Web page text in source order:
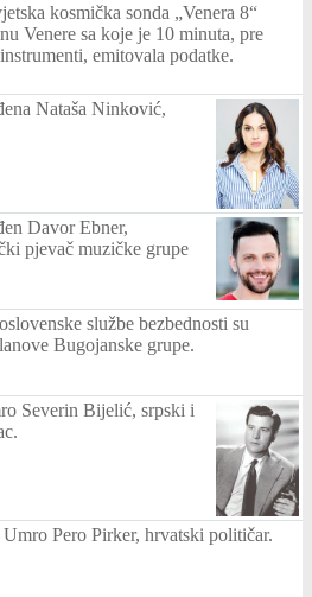
kosmička sonda „Venera 8“
Venere sa koje je 10 minuta, pre
emitovala podatke.
Nataša Ninković,
Davor Ebner,
pjevač muzičke grupe
službe bezbednosti su
Bugojanske grupe.
Severin Bijelić, srpski i
Umro Pero Pirker, hrvatski političar.